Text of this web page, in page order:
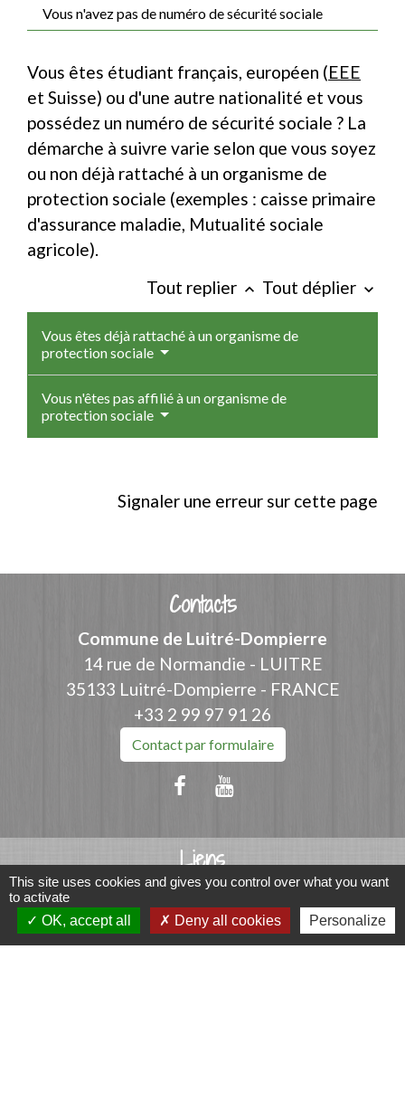
Vous n'avez pas de numéro de sécurité sociale
Vous êtes étudiant français, européen (EEE
et Suisse) ou d'une autre nationalité et vous
possédez un numéro de sécurité sociale ? La
démarche à suivre varie selon que vous soyez
ou non déjà rattaché à un organisme de
protection sociale (exemples : caisse primaire
d'assurance maladie, Mutualité sociale
agricole).
Tout replier keyboard_arrow_up Tout déplier keyboard_arrow_down
Vous êtes déjà rattaché à un organisme de
protection sociale
Vous n'êtes pas affilié à un organisme de
protection sociale
Signaler une erreur sur cette page
Contacts
Commune de Luitré-Dompierre
14 rue de Normandie - LUITRE
35133 Luitré-Dompierre - FRANCE
+33 2 99 97 91 26
Contact par formulaire
Liens
Fougères Agglomération
Service Public
Département d'Ille-et-Vilaine
This site uses cookies and gives you control over what you want
to activate
OK, accept all
Deny all cookies Personalize